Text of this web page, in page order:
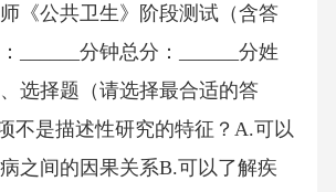
《公共卫生》阶段测试（含答
______分钟总分：______分姓
选择题（请选择最合适的答
不是描述性研究的特征？A.可以
之间的因果关系B.可以了解疾